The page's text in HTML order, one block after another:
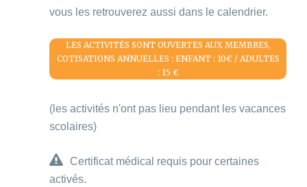
vous les retrouverez aussi dans le calendrier.
LES ACTIVITÉS SONT OUVERTES AUX MEMBRES,
COTISATIONS ANNUELLES : ENFANT : 10€ / ADULTES
: 15 €
(les activités n'ont pas lieu pendant les vacances
scolaires)
Certificat médical requis pour certaines
activés.